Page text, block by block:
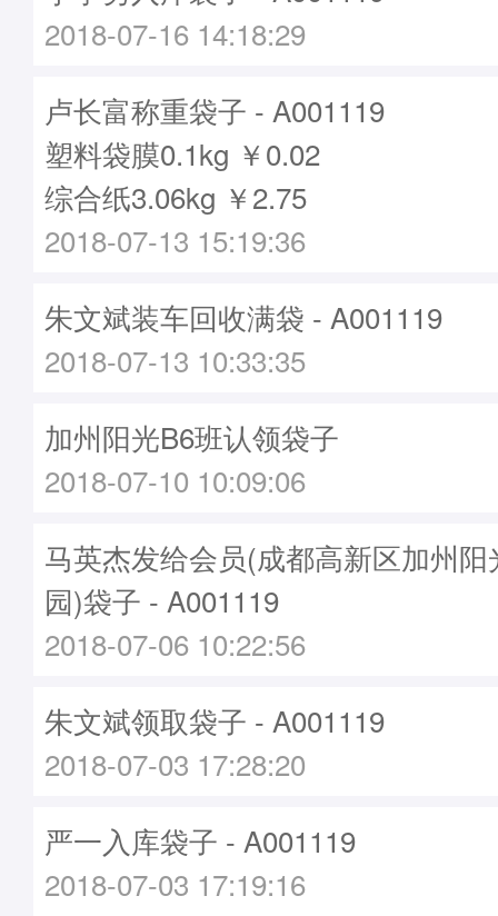
2018-07-16 14:18:29
卢长富称重袋子 - A001119
塑料袋膜0.1kg ￥0.02
综合纸3.06kg ￥2.75
2018-07-13 15:19:36
朱文斌装车回收满袋 - A001119
2018-07-13 10:33:35
加州阳光B6班认领袋子
2018-07-10 10:09:06
马英杰发给会员(成都高新区加州
园)袋子 - A001119
2018-07-06 10:22:56
朱文斌领取袋子 - A001119
2018-07-03 17:28:20
严一入库袋子 - A001119
2018-07-03 17:19:16